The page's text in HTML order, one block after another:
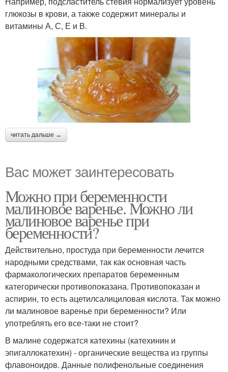
глюкозы в крови, а также содержит минералы и
витамины А, С, Е и В.
читать дальше →
Вас может заинтересовать
Можно при беременности
малиновое варенье. Можно ли
малиновое варенье при
беременности?
Действительно, простуда при беременности лечится
народными средствами, так как основная часть
фармакологических препаратов беременным
категорически противопоказана. Противопоказан и
аспирин, то есть ацетилсалициловая кислота. Так можно
ли малиновое варенье при беременности? Или
употреблять его все-таки не стоит?
В малине содержатся катехины (катехинин и
эпигаллокатехин) - органические вещества из группы
флавоноидов. Данные полифенольные соединения